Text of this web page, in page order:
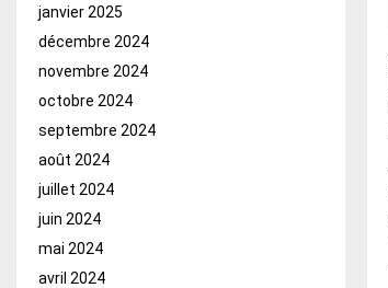
janvier 2025
décembre 2024
novembre 2024
octobre 2024
septembre 2024
août 2024
juillet 2024
juin 2024
mai 2024
avril 2024